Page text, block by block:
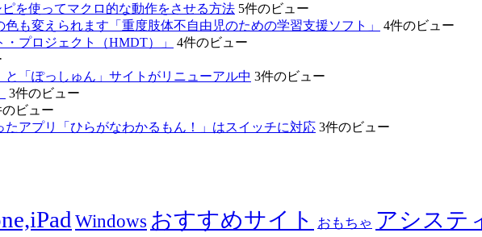
を使ってマクロ的な動作をさせる方法 5件のビュー
も変えられます「重度肢体不自由児のための学習支援ソフト」
4件のビュー
プロジェクト（HMDT）」
4件のビュー
「ぽっしゅん」サイトがリニューアル中 3件のビュー
3件のビュー
のビュー
アプリ「ひらがなわかるもん！」はスイッチに対応 3件のビュー
Windows おすすめサイト おもちゃ アシステ